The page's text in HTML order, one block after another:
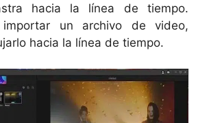
hacia la línea de tiempo.
un archivo de video,
hacia la línea de tiempo.